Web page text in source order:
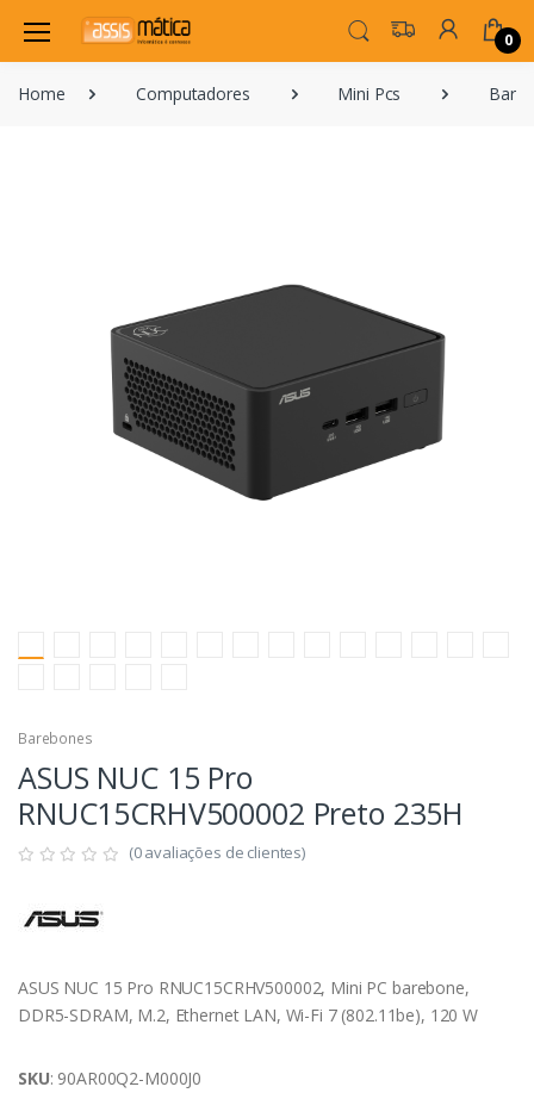
0
Home Computadores Mini Pcs
Barebones
ASUS NUC 15 Pro
RNUC15CRHV500002 Preto 235H
(0 avaliações de clientes)
ASUS NUC 15 Pro RNUC15CRHV500002, Mini PC barebone,
DDR5-SDRAM, M.2, Ethernet LAN, Wi-Fi 7 (802.11be), 120 W
SKU: 90AR00Q2-M000J0